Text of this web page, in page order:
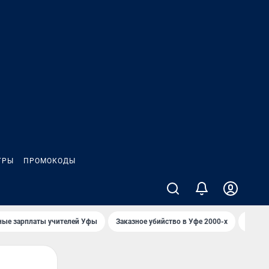
ПРОМОКОДЫ
зарплаты учителей Уфы Заказное убийство в Уфе 2000-х